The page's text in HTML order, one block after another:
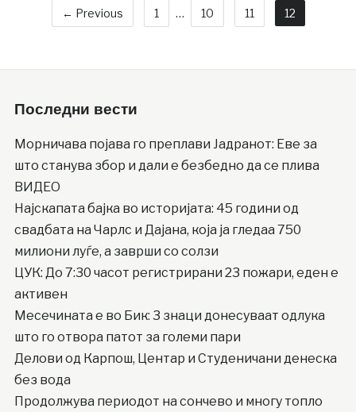
← Previous 1 … 10 11 12
Последни вести
Moрничава појава го преплави Јадранот: Еве за
што станува збор и дали е безбедно да се плива
ВИДЕО
Најскапата бајка во историјата: 45 години од
свадбата на Чарлс и Дајана, која ја гледаа 750
милиони луѓе, а заврши со солзи
ЦУК: До 7:30 часот регистрирани 23 пожари, еден е
активен
Месечината е во Бик: 3 знаци донесуваат одлука
што го отвора патот за големи пари
Делови од Карпош, Центар и Студеничани денеска
без вода
Продолжува периодот на сончево и многу топло